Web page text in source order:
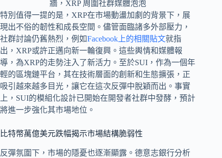
特別值得一提的是，XRP在市場動盪加劇的背景下，展
現出不俗的韌性和成長空間。儘管面臨諸多外部壓力，
社群討論仍舊熱烈，例如Facebook上的相關貼文就指
出，XRP或許正邁向新一輪復興。這些輿情和媒體報
導，為XRP的走勢注入了新活力。至於SUI，作為一個年
輕的區塊鏈平台，其在技術層面的創新和生態擴張，正
吸引越來越多目光，讓它在這次反彈中脫穎而出。事實
上，SUI的模組化設計已開始在開發者社群中發酵，預計
將進一步強化其市場地位。
比特幣萬億美元跌幅揭示市場結構脆弱性
反彈氛圍下，市場的隱憂也逐漸顯露。德意志銀行分析